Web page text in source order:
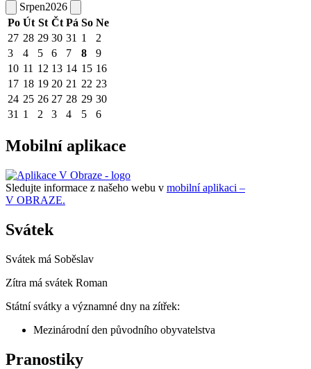
Srpen2026
Po Út St Čt Pá So Ne
27 28 29 30 31 1
2
3
4 5 6 7 8
9
10 11 12 13 14 15 16
17 18 19 20 21 22 23
24 25 26 27 28 29 30
31 1 2 3 4 5 6
Mobilní aplikace
Sledujte informace z našeho webu v mobilní aplikaci –
V OBRAZE.
Svátek
Svátek má Soběslav
Zítra má svátek Roman
Státní svátky a významné dny na zítřek:
Mezinárodní den původního obyvatelstva
Pranostiky